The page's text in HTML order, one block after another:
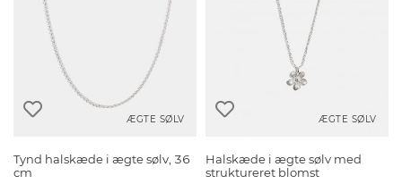
ÆGTE SØLV
Tynd halskæde i ægte sølv, 36
cm
ÆGTE SØLV
Halskæde i ægte sølv med
struktureret blomst